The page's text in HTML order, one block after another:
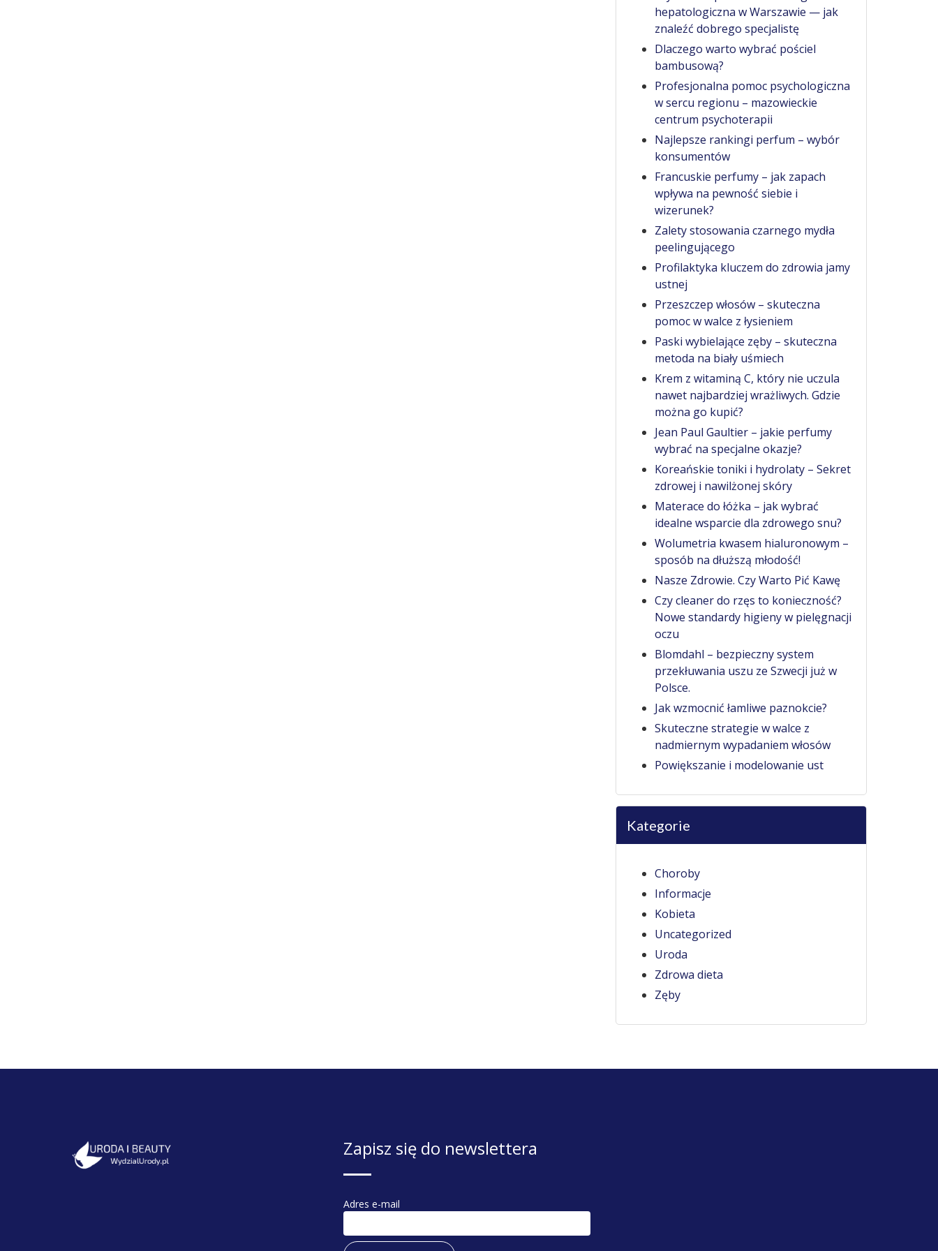
hepatologiczna w Warszawie — jak
znaleźć dobrego specjalistę
Dlaczego warto wybrać pościel
bambusową?
Profesjonalna pomoc psychologiczna
w sercu regionu – mazowieckie
centrum psychoterapii
Najlepsze rankingi perfum – wybór
konsumentów
Francuskie perfumy – jak zapach
wpływa na pewność siebie i
wizerunek?
Zalety stosowania czarnego mydła
peelingującego
Profilaktyka kluczem do zdrowia jamy
ustnej
Przeszczep włosów – skuteczna
pomoc w walce z łysieniem
Paski wybielające zęby – skuteczna
metoda na biały uśmiech
Krem z witaminą C, który nie uczula
nawet najbardziej wrażliwych. Gdzie
można go kupić?
Jean Paul Gaultier – jakie perfumy
wybrać na specjalne okazje?
Koreańskie toniki i hydrolaty – Sekret
zdrowej i nawilżonej skóry
Materace do łóżka – jak wybrać
idealne wsparcie dla zdrowego snu?
Wolumetria kwasem hialuronowym –
sposób na dłuższą młodość!
Nasze Zdrowie. Czy Warto Pić Kawę
Czy cleaner do rzęs to konieczność?
Nowe standardy higieny w pielęgnacji
oczu
Blomdahl – bezpieczny system
przekłuwania uszu ze Szwecji już w
Polsce.
Jak wzmocnić łamliwe paznokcie?
Skuteczne strategie w walce z
nadmiernym wypadaniem włosów
Powiększanie i modelowanie ust
Kategorie
Choroby
Informacje
Kobieta
Uncategorized
Uroda
Zdrowa dieta
Zęby
Zapisz się do newslettera
Adres e-mail